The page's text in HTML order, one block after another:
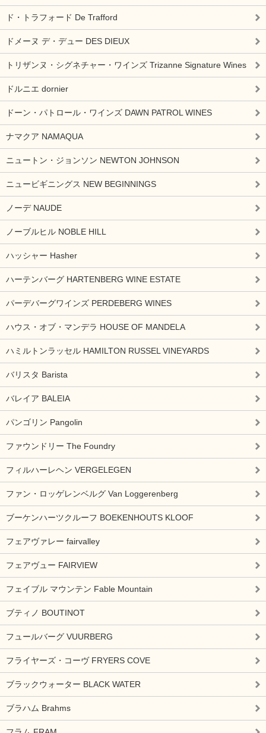
ド・トラフォード De Trafford
ドメーヌ デ・デュー DES DIEUX
トリザンヌ・シグネチャー・ワインズ Trizanne Signature Wines
ドルニエ dornier
ドーン・パトロール・ワインズ DAWN PATROL WINES
ナマクア NAMAQUA
ニュートン・ジョンソン NEWTON JOHNSON
ニュービギニングス NEW BEGINNINGS
ノーデ NAUDE
ノーブルヒル NOBLE HILL
ハッシャー Hasher
ハーテンバーグ HARTENBERG WINE ESTATE
パーデバーグワインズ PERDEBERG WINES
ハウス・オブ・マンデラ HOUSE OF MANDELA
ハミルトンラッセル HAMILTON RUSSEL VINEYARDS
バリスタ Barista
バレイア BALEIA
パンゴリン Pangolin
ファウンドリー The Foundry
フィルハーレヘン VERGELEGEN
ファン・ロッゲレンベルグ Van Loggerenberg
ブーケンハーツクルーフ BOEKENHOUTS KLOOF
フェアヴァレー fairvalley
フェアヴュー FAIRVIEW
フェイブル マウンテン Fable Mountain
ブティノ BOUTINOT
フュールバーグ VUURBERG
フライヤーズ・コーヴ FRYERS COVE
ブラックウォーター BLACK WATER
ブラハム Brahms